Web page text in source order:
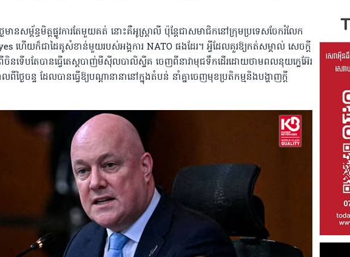
មានសម្ព័ន្ធមិត្តផ្លូវការតែមួយគត់ នោះគឺអូស្រ្តាលី ប៉ុន្តែជាសមាជិកនៅក្រុមប្រទេសចែករំលែក​
ហើយក៏ជាដៃគូសំខាន់មួយរបស់អង្គការ NATO ផងដែរ។ អ្វីដែលគួរឱ្យកត់សម្គាល់ សេចក្តី
ចិនទើបតែបានធ្វើតេស្តបាញ់មីស៉ីលបាលិស្ទីគ ចេញពីនាវាមុជទឹកដើរដោយ​ថាមពលនុយក្លេអ៊ែរ
ៃចន្ទ ដែលបានធ្វើឱ្យបណ្តានានានៅក្នុងតំបន់ នាំគ្នាចេញមុខប្រតិកម្មនិងបង្ហាញក្តី